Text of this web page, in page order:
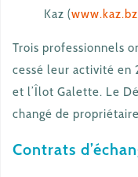
Kaz (
Trois professionnels
cessé leur activité en
et l’Îlot Galette. Le
changé de
Contrats